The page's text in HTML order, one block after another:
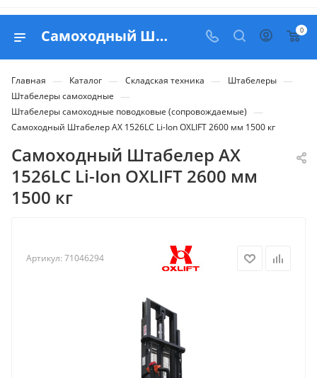
Самоходный Штабелер AX 1526LC Li-Ion OXLIFT 2600 мм 1500 кг - купить в Belapex 0
Главная — Каталог — Складская техника — Штабелеры —
Штабелеры самоходные —
Штабелеры самоходные поводковые (сопровождаемые) —
Самоходный Штабелер AX 1526LC Li-Ion OXLIFT 2600 мм 1500 кг
Самоходный Штабелер AX
1526LC Li-Ion OXLIFT 2600 мм
1500 кг
Артикул: 71046294